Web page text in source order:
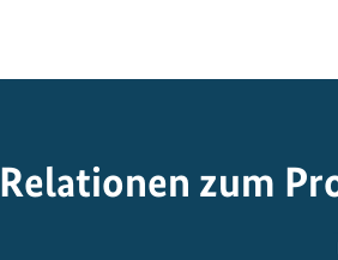
Relationen zum